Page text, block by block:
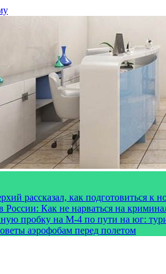
рассказал, как подготовиться к
России: Как не нарваться на
пробку на М-4 по пути на юг:
аэрофобам перед полетом